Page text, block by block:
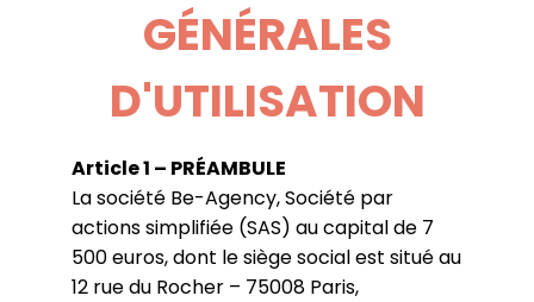
GÉNÉRALES
D'UTILISATION
Article 1 – PRÉAMBULE
La société Be-Agency, Société par
actions simplifiée (SAS) au capital de 7
500 euros, dont le siège social est situé au
12 rue du Rocher – 75008 Paris,